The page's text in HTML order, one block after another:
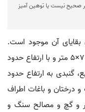
صحیح نیست یا توهین آمیز
بقایای آن موجود است.
مجموعه بقعه از یک ایوان ورودی به ابعاد ۷×۵ متر و با ارتفاع حدود
مساحت حدود ۶۰ متر مربع، گنبدی به ارتفاع حدود
و باغات اطراف
و گچ و مصالح سنگ و